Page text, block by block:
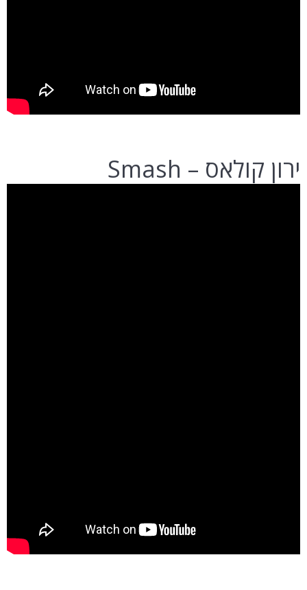
ירון קולאס – Smash